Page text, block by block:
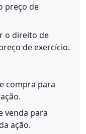
preço de
o direito de
de exercício.
compra para
venda para
ação.